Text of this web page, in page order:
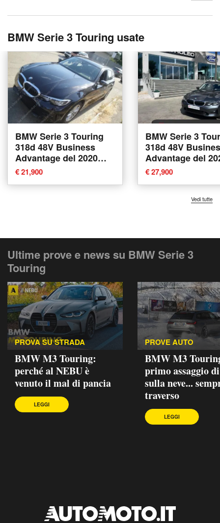
BMW Serie 3 Touring usate
BMW Serie 3 Touring
318d 48V Business
Advantage del 2020
usata a Tricase
€ 21,900
BMW Serie 3
318d 48V Business
Advantage del
usata a Tricase
€ 27,900
Vedi tutte
Ultime prove e news su BMW Serie 3
Touring
PROVA SU STRADA
BMW M3 Touring:
perché al NEBU è
venuto il mal di pancia
LEGGI
PROVE AUTO
BMW M3
primo assaggio
sulla neve...
traverso
LEGGI